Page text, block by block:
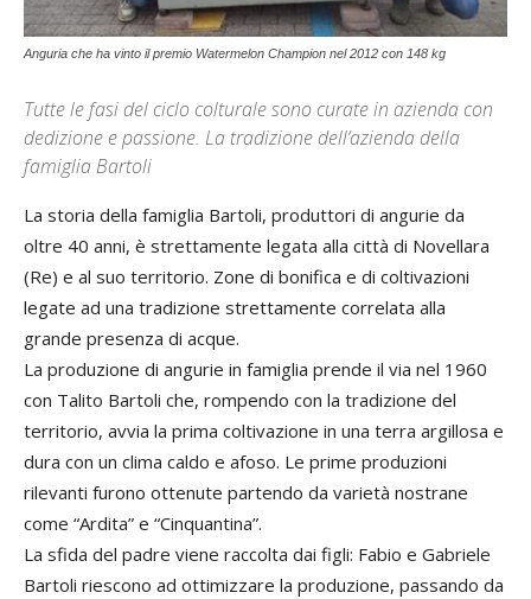
Anguria che ha vinto il premio Watermelon Champion nel 2012 con 148 kg
Tutte le fasi del ciclo colturale sono curate in azienda con
dedizione e passione. La tradizione dell’azienda della
famiglia Bartoli
La storia della famiglia Bartoli, produttori di angurie da
oltre 40 anni, è strettamente legata alla città di Novellara
(Re) e al suo territorio. Zone di bonifica e di coltivazioni
legate ad una tradizione strettamente correlata alla
grande presenza di acque.
La produzione di angurie in famiglia prende il via nel 1960
con Talito Bartoli che, rompendo con la tradizione del
territorio, avvia la prima coltivazione in una terra argillosa e
dura con un clima caldo e afoso. Le prime produzioni
rilevanti furono ottenute partendo da varietà nostrane
come “Ardita” e “Cinquantina”.
La sfida del padre viene raccolta dai figli: Fabio e Gabriele
Bartoli riescono ad ottimizzare la produzione, passando da